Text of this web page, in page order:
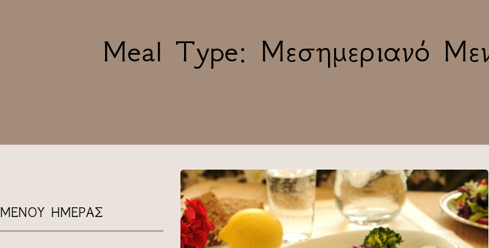
Meal Type: Μεσημεριανό
ΜΕΝΟΥ ΗΜΕΡΑΣ